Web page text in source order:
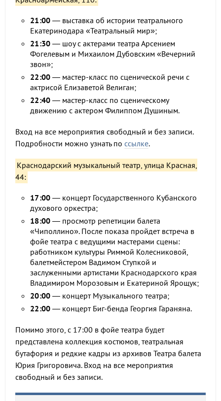
21:00 — выставка об истории театрального
Екатеринодара «Театральный мир»;
21:30 — шоу с актерами театра Арсением
Фогелевым и Михаилом Дубовским «Вечерний
звон»;
22:00 — мастер-класс по сценической речи с
актрисой Елизаветой Велиган;
22:40 — мастер-класс по сценическому
движению с актером Филиппом Душиным.
Вход на все мероприятия свободный и без записи.
Подробности можно узнать по ссылке.
Краснодарский музыкальный театр, улица Красная,
44:
17:00 — концерт Государственного Кубанского
духового оркестра;
18:00 — просмотр репетиции балета
«Чиполлино». После показа пройдет встреча в
фойе театра с ведущими мастерами сцены:
работником культуры Риммой Колесниковой,
балетмейстером Вадимом Ступкой и
заслуженными артистами Краснодарского края
Владимиром Морозовым и Екатериной Ярощук;
20:00 — концерт Музыкального театра;
22:00 — концерт Биг-бенда Георгия Гараняна.
Помимо этого, с 17:00 в фойе театра будет
представлена коллекция костюмов, театральная
бутафория и редкие кадры из архивов Театра балета
Юрия Григоровича. Вход на все мероприятия
свободный и без записи.